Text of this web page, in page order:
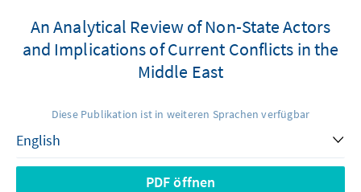
An Analytical Review of Non-State Actors
and Implications of Current Conflicts in the
Middle East
Diese Publikation ist in weiteren Sprachen verfügbar
PDF öffnen